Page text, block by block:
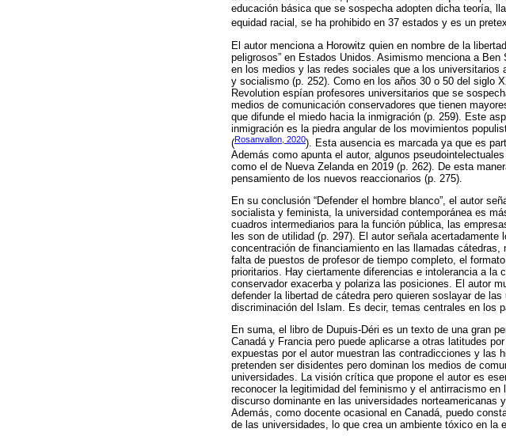
educación básica que se sospecha adopten dicha teoría,
equidad racial, se ha prohibido en 37 estados y es un
El autor menciona a Horowitz quien en nombre de la
peligrosos” en Estados Unidos. Asimismo menciona a
en los medios y las redes sociales que a los
y socialismo (p. 252). Como en los años 30 o 50 del siglo
Revolution espían profesores universitarios que se
medios de comunicación conservadores que tienen
que difunde el miedo hacia la inmigración (p. 259). Este
inmigración es la piedra angular de los movimientos
(Rosanvallon, 2020). Esta ausencia es marcada ya que es
Además como apunta el autor, algunos
como el de Nueva Zelanda en 2019 (p. 262). De esta
pensamiento de los nuevos reaccionarios (p. 275).
En su conclusión “Defender el hombre blanco”, el autor
socialista y feminista, la universidad contemporánea es
cuadros intermediarios para la función pública, las
les son de utilidad (p. 297). El autor señala
concentración de financiamiento en las llamadas
falta de puestos de profesor de tiempo completo, el
prioritarios. Hay ciertamente diferencias e intolerancia a
conservador exacerba y polariza las posiciones. El autor
defender la libertad de cátedra pero quieren soslayar de
discriminación del Islam. Es decir, temas centrales en los
En suma, el libro de Dupuis-Déri es un texto de una gran
Canadá y Francia pero puede aplicarse a otras latitudes
expuestas por el autor muestran las contradicciones y las
pretenden ser disidentes pero dominan los medios de
universidades. La visión crítica que propone el autor es
reconocer la legitimidad del feminismo y el antirracismo
discurso dominante en las universidades
Además, como docente ocasional en Canadá, puedo
de las universidades, lo que crea un ambiente tóxico en la